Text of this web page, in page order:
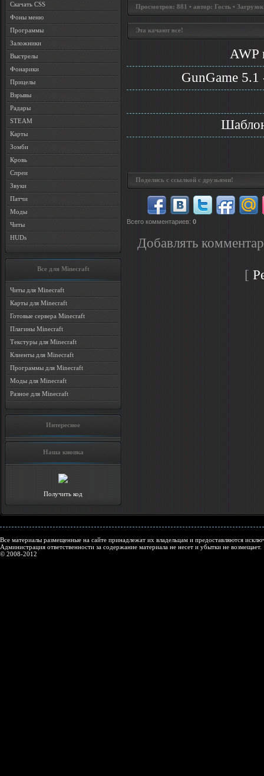
Скачать CSS
Фоны меню
Программы
Заложники
Выстрелы
Фонарики
Прицелы
Взрывы
Радары
STEAM
Карты
Зомби
Кровь
Спреи
Звуки
Патчи
Моды
Читы
HUDs
Все для Minecraft
Читы для Minecraft
Карты для Minecraft
Готовые сервера Minecraft
Плагины Minecraft
Текстуры для Minecraft
Клиенты для Minecraft
Программы для Minecraft
Моды для Minecraft
Разное для Minecraft
Интересное
Наша кнопка
Получить код
Просмотров: 881 • автор: Гость •
Эта качают все!
AWP
GunGame
Поделись с ссылкой с друзьями!
Всего комментариев: 0
Добавлять
[
Все материалы размещенные на сайте принадлежат их владельцам и предоставляются
Администрация ответственности за содержание материала не несет и убытки не возмещает.
© 2008-2012